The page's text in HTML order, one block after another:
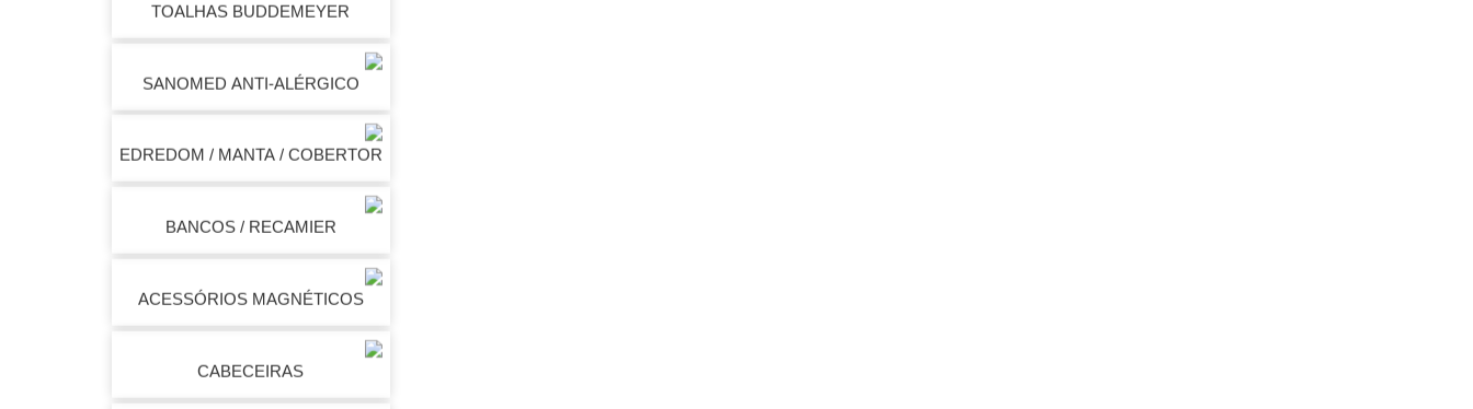
CABECEIRAS
ACESSÓRIOS MAGNÉTICOS
BANCOS / RECAMIER
EDREDOM / MANTA / COBERTOR
SANOMED ANTI-ALÉRGICO
TOALHAS BUDDEMEYER